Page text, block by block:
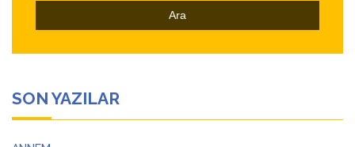
SON YAZILAR